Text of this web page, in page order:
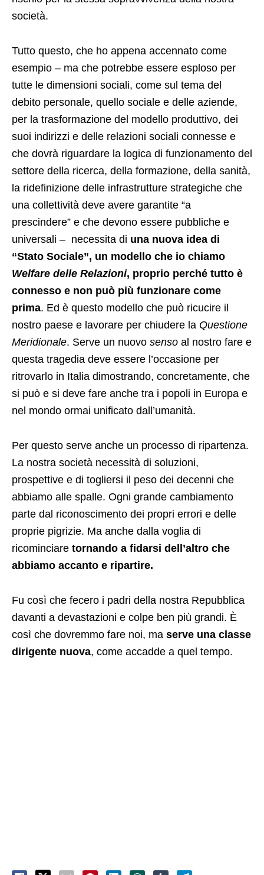
società.
Tutto questo, che ho appena accennato come
esempio – ma che potrebbe essere esploso per
tutte le dimensioni sociali, come sul tema del
debito personale, quello sociale e delle aziende,
per la trasformazione del modello produttivo, dei
suoi indirizzi e delle relazioni sociali connesse e
che dovrà riguardare la logica di funzionamento del
settore della ricerca, della formazione, della sanità,
la ridefinizione delle infrastrutture strategiche che
una collettività deve avere garantite “a
prescindere” e che devono essere pubbliche e
universali – necessita di una nuova idea di
“Stato Sociale”, un modello che io chiamo
Welfare delle Relazioni, proprio perché tutto è
connesso e non può più funzionare come
prima. Ed è questo modello che può ricucire il
nostro paese e lavorare per chiudere la Questione
Meridionale. Serve un nuovo senso al nostro fare e
questa tragedia deve essere l’occasione per
ritrovarlo in Italia dimostrando, concretamente, che
si può e si deve fare anche tra i popoli in Europa e
nel mondo ormai unificato dall’umanità.
Per questo serve anche un processo di ripartenza.
La nostra società necessità di soluzioni,
prospettive e di togliersi il peso dei decenni che
abbiamo alle spalle. Ogni grande cambiamento
parte dal riconoscimento dei propri errori e delle
proprie pigrizie. Ma anche dalla voglia di
ricominciare tornando a fidarsi dell’altro che
abbiamo accanto e ripartire.
Fu così che fecero i padri della nostra Repubblica
davanti a devastazioni e colpe ben più grandi. È
così che dovremmo fare noi, ma serve una classe
dirigente nuova, come accadde a quel tempo.